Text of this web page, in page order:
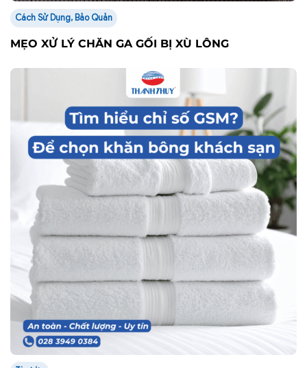
Cách Sử Dụng, Bảo Quản
MẸO XỬ LÝ CHĂN GA GỐI BỊ XÙ LÔNG